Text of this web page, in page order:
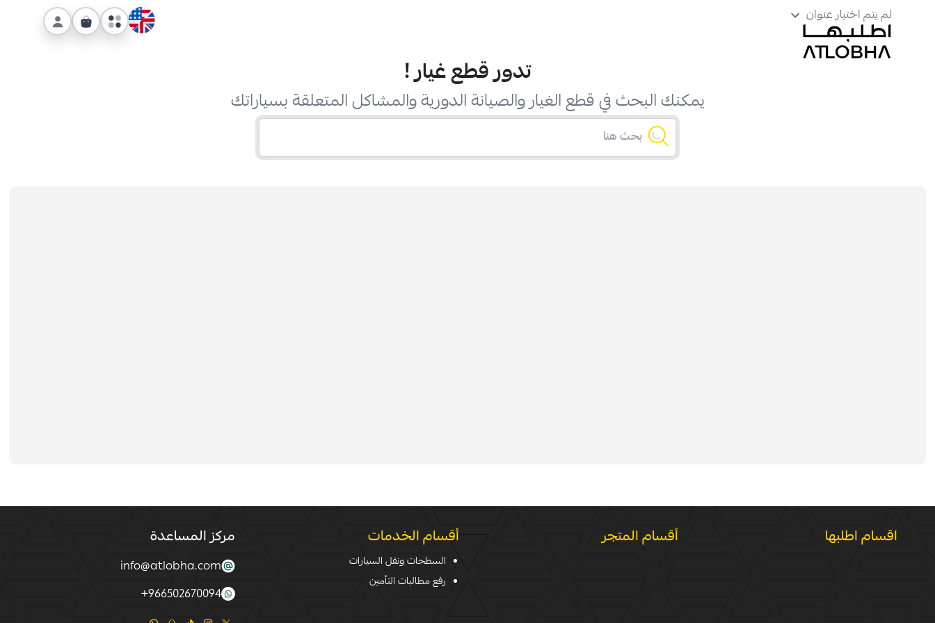
لم يتم اختيار عنوان
تدور قطع غيار!
يمكنك البحث في قطع الغيار والصيانة الدورية والمشاكل المتعلقة بسياراتك
اقسام اطلبها أقسام المتجر أقسام الخدمات
السطحات ونقل السيارات
رفع مطالبات التأمين
مركز المساعدة
info@atlobha.com
966502670094
+